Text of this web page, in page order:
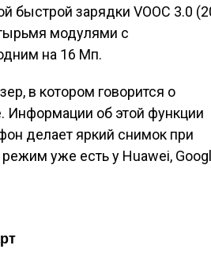
быстрой зарядки VOOC 3.0
модулями с
на 16 Мп.
в котором говорится о
Информации об этой функции
делает яркий снимок при
уже есть у Huawei,